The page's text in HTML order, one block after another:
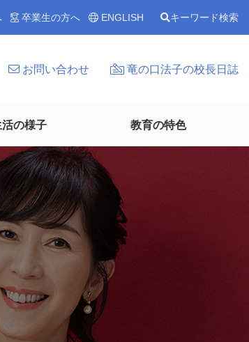
卒業生の方へ ENGLISH キーワード検索
お問い合わせ 竜の口法子の校長日誌
の様子 教育の特色